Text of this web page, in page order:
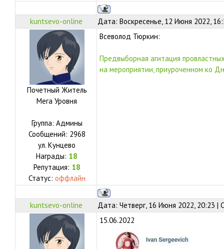
kuntsevo-online Дата: Воскресенье, 12 Июня 2022,
Почетный Житель
Мега Уровня
Группа: Админы
Сообщений: 2968
ул. Кунцево
Награды: 18
Репутация: 18
Статус: оффлайн
Всеволод Тюркин:
Предвыборная агитация
на мероприятии, приуроченном ко
kuntsevo-online Дата: Четверг, 16 Июня 2022, 20:23 |
15.06.2022